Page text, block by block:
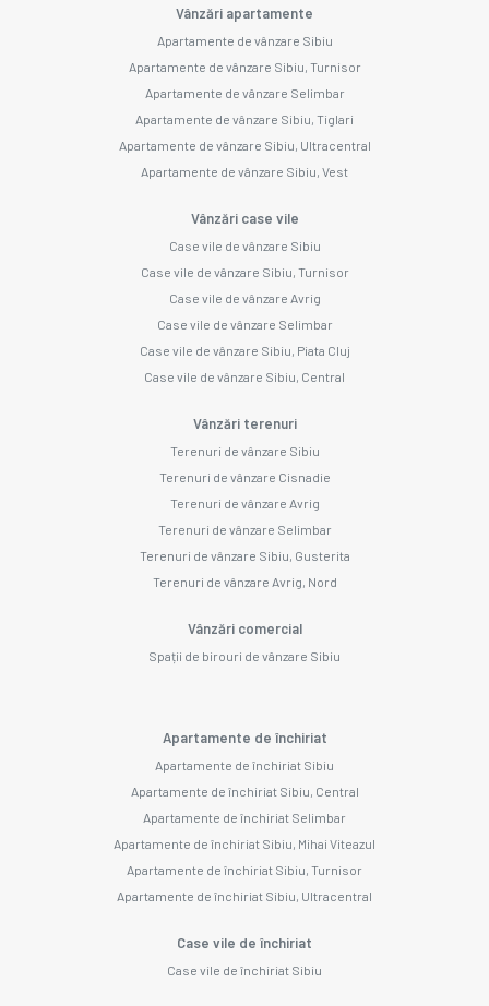
Vânzări apartamente
Apartamente de vânzare Sibiu
Apartamente de vânzare Sibiu, Turnisor
Apartamente de vânzare Selimbar
Apartamente de vânzare Sibiu, Tiglari
Apartamente de vânzare Sibiu, Ultracentral
Apartamente de vânzare Sibiu, Vest
Vânzări case vile
Case vile de vânzare Sibiu
Case vile de vânzare Sibiu, Turnisor
Case vile de vânzare Avrig
Case vile de vânzare Selimbar
Case vile de vânzare Sibiu, Piata Cluj
Case vile de vânzare Sibiu, Central
Vânzări terenuri
Terenuri de vânzare Sibiu
Terenuri de vânzare Cisnadie
Terenuri de vânzare Avrig
Terenuri de vânzare Selimbar
Terenuri de vânzare Sibiu, Gusterita
Terenuri de vânzare Avrig, Nord
Vânzări comercial
Spații de birouri de vânzare Sibiu
Apartamente de închiriat
Apartamente de închiriat Sibiu
Apartamente de închiriat Sibiu, Central
Apartamente de închiriat Selimbar
Apartamente de închiriat Sibiu, Mihai Viteazul
Apartamente de închiriat Sibiu, Turnisor
Apartamente de închiriat Sibiu, Ultracentral
Case vile de închiriat
Case vile de închiriat Sibiu